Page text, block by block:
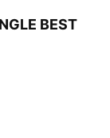
BEST